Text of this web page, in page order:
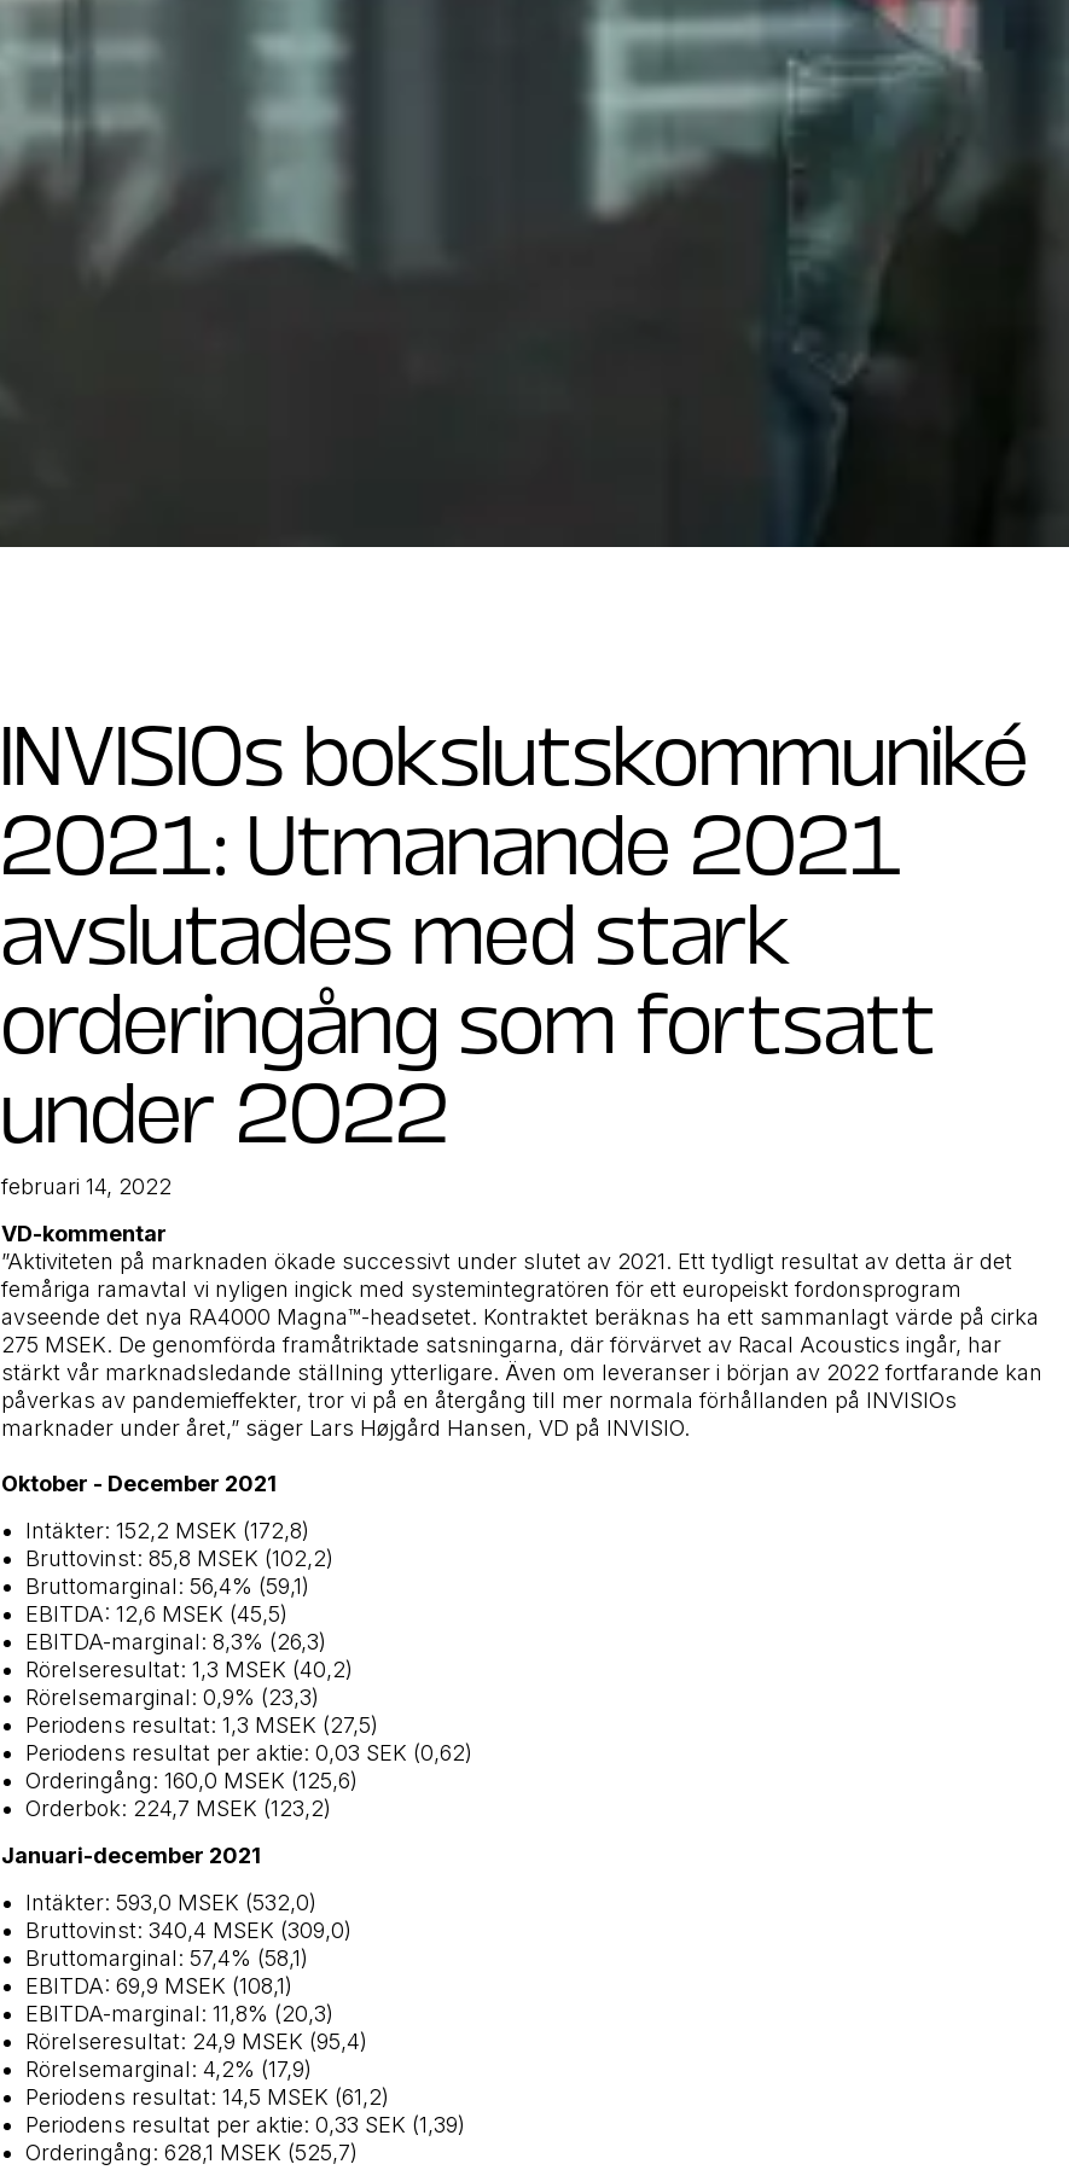
INVISIOs bokslutskommuniké
2021: Utmanande 2021
avslutades med stark
orderingång som fortsatt
under 2022
februari 14, 2022
VD-kommentar
”Aktiviteten på marknaden ökade successivt under slutet av 2021. Ett tydligt resultat av detta är det
femåriga ramavtal vi nyligen ingick med systemintegratören för ett europeiskt fordonsprogram
avseende det nya RA4000 Magna™-headsetet. Kontraktet beräknas ha ett sammanlagt värde på cirka
275 MSEK. De genomförda framåtriktade satsningarna, där förvärvet av Racal Acoustics ingår, har
stärkt vår marknadsledande ställning ytterligare. Även om leveranser i början av 2022 fortfarande kan
påverkas av pandemieffekter, tror vi på en återgång till mer normala förhållanden på INVISIOs
marknader under året,” säger Lars Højgård Hansen, VD på INVISIO.
Oktober - December 2021
Intäkter: 152,2 MSEK (172,8)
Bruttovinst: 85,8 MSEK (102,2)
Bruttomarginal: 56,4% (59,1)
EBITDA: 12,6 MSEK (45,5)
EBITDA-marginal: 8,3% (26,3)
Rörelseresultat: 1,3 MSEK (40,2)
Rörelsemarginal: 0,9% (23,3)
Periodens resultat: 1,3 MSEK (27,5)
Periodens resultat per aktie: 0,03 SEK (0,62)
Orderingång: 160,0 MSEK (125,6)
Orderbok: 224,7 MSEK (123,2)
Januari-december 2021
Intäkter: 593,0 MSEK (532,0)
Bruttovinst: 340,4 MSEK (309,0)
Bruttomarginal: 57,4% (58,1)
EBITDA: 69,9 MSEK (108,1)
EBITDA-marginal: 11,8% (20,3)
Rörelseresultat: 24,9 MSEK (95,4)
Rörelsemarginal: 4,2% (17,9)
Periodens resultat: 14,5 MSEK (61,2)
Periodens resultat per aktie: 0,33 SEK (1,39)
Orderingång: 628,1 MSEK (525,7)